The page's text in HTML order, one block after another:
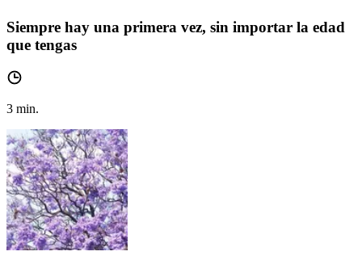
Siempre hay una primera vez, sin importar la edad
que tengas
3 min.